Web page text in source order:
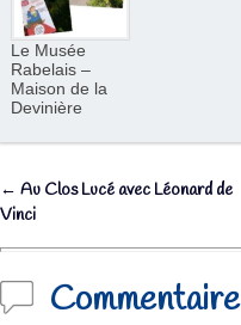
Le Musée
Rabelais –
Maison de la
Devinière
Navigation des articles
← Au Clos Lucé avec Léonard de
Vinci
Commentaire